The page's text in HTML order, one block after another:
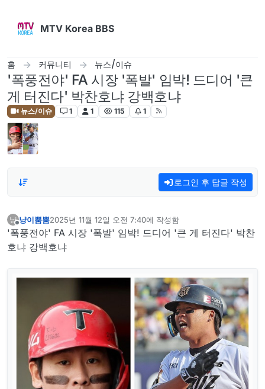
MTV Korea BBS
홈 커뮤니티 뉴스/이슈
'폭풍전야' FA 시장 '폭발' 임박! 드디어 '큰
게 터진다' 박찬호냐 강백호냐
뉴스/이슈 1 1 115 1
로그인 후 답글 작성
냥
오프라인
냥이뿜뿜2025년 11월 12일 오전 7:40에 작성함
마지막 수정자:
'폭풍전야' FA 시장 '폭발' 임박! 드디어 '큰 게 터진다' 박찬
호냐 강백호냐